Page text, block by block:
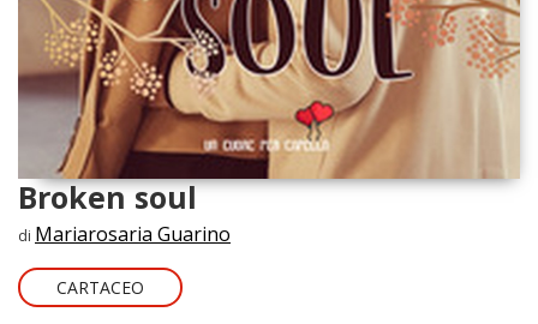
Broken soul
di Mariarosaria Guarino
CARTACEO